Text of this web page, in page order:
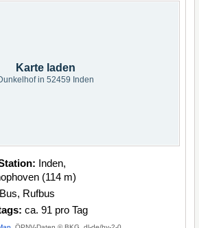
Karte laden
in 52459 Inden
Inden,
(114 m)
Bus, Rufbus
ca. 91 pro Tag